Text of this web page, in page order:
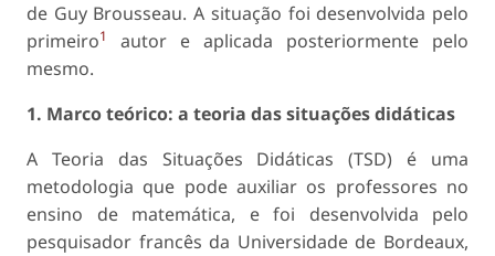
de Guy Brousseau. A situação foi desenvolvida pelo
primeiro1
autor e aplicada posteriormente pelo
mesmo.
1. Marco teórico: a teoria das situações didáticas
A Teoria das Situações Didáticas (TSD) é uma
metodologia que pode auxiliar os professores no
ensino de matemática, e foi desenvolvida pelo
pesquisador francês da Universidade de Bordeaux,